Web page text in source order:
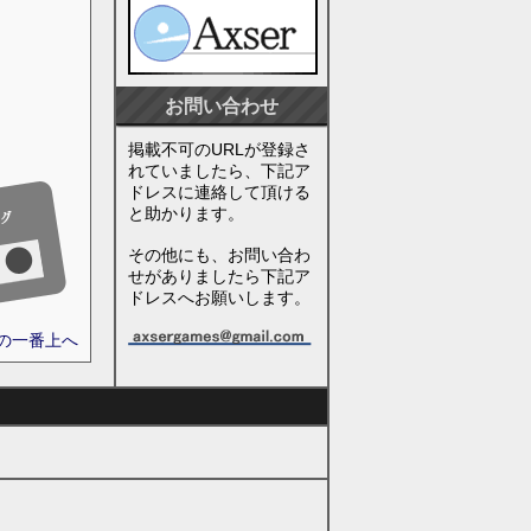
一番上へ
お問い合わせ
掲載不可のURLが登録さ
れていましたら、下記ア
ドレスに連絡して頂ける
と助かります。
その他にも、お問い合わ
せがありましたら下記ア
ドレスへお願いします。